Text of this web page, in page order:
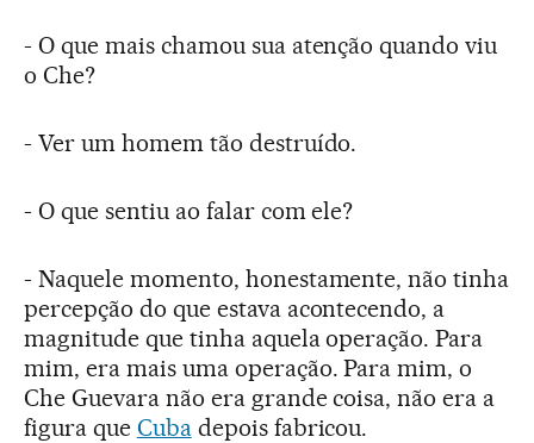
- O que mais chamou sua atenção quando viu
o Che?
- Ver um homem tão destruído.
- O que sentiu ao falar com ele?
- Naquele momento, honestamente, não tinha
percepção do que estava acontecendo, a
magnitude que tinha aquela operação. Para
mim, era mais uma operação. Para mim, o
Che Guevara não era grande coisa, não era a
figura que Cubadepois fabricou.